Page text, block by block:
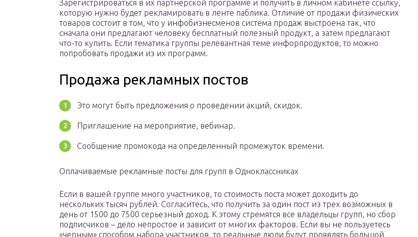
Зарегистрироваться в их партнерской программе и получить в личном кабинете ссылку,
которую нужно будет рекламировать в ленте паблика. Отличие от продажи физических
товаров состоит в том, что у инфобизнесменов система продаж выстроена так, что
сначала они предлагают человеку бесплатный полезный продукт, а затем предлагают
что-то купить. Если тематика группы релевантная теме инфорпродуктов, то можно
попробовать продажи из их программ.
Продажа рекламных постов
Это могут быть предложения о проведении акций, скидок.
Приглашение на мероприятие, вебинар.
Сообщение промокода на определенный промежуток времени.
Оплачиваемые рекламные посты для групп в Одноклассниках
Если в вашей группе много участников, то стоимость поста может доходить до
нескольких тысяч рублей. Согласитесь, что получить за один пост из трех возможных в
день от 1500 до 7500 серьезный доход. К этому стремятся все владельцы групп, но сбор
подписчиков – дело непростое и зависит от многих факторов. Если вы не пользуетесь
«черным» способом набора участников, то реальные люди будут проявлять большой